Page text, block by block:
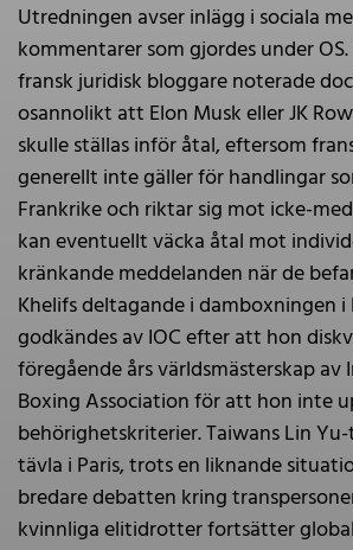
Utredningen avser inlägg i sociala
kommentarer som gjordes under
fransk juridisk bloggare noterade
osannolikt att Elon Musk eller JK
skulle ställas inför åtal, eftersom
generellt inte gäller för handlingar
Frankrike och riktar sig mot icke-
kan eventuellt väcka åtal mot
kränkande meddelanden när de
Khelifs deltagande i damboxningen i
godkändes av IOC efter att hon
föregående års världsmästerskap
Boxing Association för att hon inte
behörighetskriterier. Taiwans Lin
tävla i Paris, trots en liknande
bredare debatten kring
kvinnliga elitidrotter fortsätter